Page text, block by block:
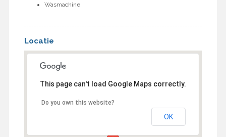
Wasmachine
Locatie
This page can't load Google Maps correctly.
Do you own this website?
OK